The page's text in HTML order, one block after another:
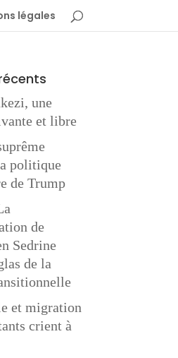
légales
une
et libre
politique
de Trump
de
Sedrine
de la
et migration
crient à